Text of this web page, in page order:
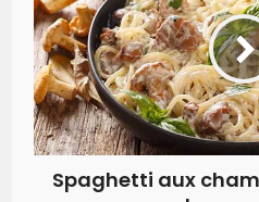
Spaghetti aux